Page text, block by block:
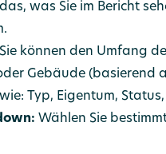
was Sie im Bericht
Sie können den Umfang
Gebäude
Typ, Eigentum,
Wählen Sie